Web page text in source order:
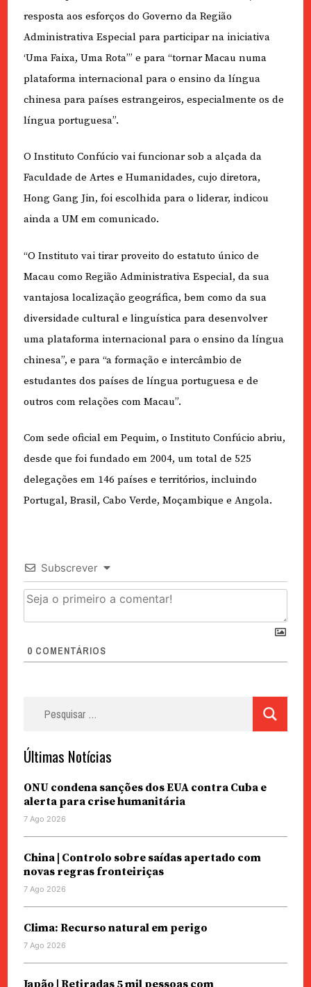
resposta aos esforços do Governo da Região
Administrativa Especial para participar na iniciativa
‘Uma Faixa, Uma Rota’” e para “tornar Macau numa
plataforma internacional para o ensino da língua
chinesa para países estrangeiros, especialmente os de
língua portuguesa”.
O Instituto Confúcio vai funcionar sob a alçada da
Faculdade de Artes e Humanidades, cujo diretora,
Hong Gang Jin, foi escolhida para o liderar, indicou
ainda a UM em comunicado.
“O Instituto vai tirar proveito do estatuto único de
Macau como Região Administrativa Especial, da sua
vantajosa localização geográfica, bem como da sua
diversidade cultural e linguística para desenvolver
uma plataforma internacional para o ensino da língua
chinesa”, e para “a formação e intercâmbio de
estudantes dos países de língua portuguesa e de
outros com relações com Macau”.
Com sede oficial em Pequim, o Instituto Confúcio abriu,
desde que foi fundado em 2004, um total de 525
delegações em 146 países e territórios, incluindo
Portugal, Brasil, Cabo Verde, Moçambique e Angola.
Subscrever
0 COMENTÁRIOS
Últimas Notícias
ONU condena sanções dos EUA contra Cuba e
alerta para crise humanitária
7 Ago 2026
China | Controlo sobre saídas apertado com
novas regras fronteiriças
7 Ago 2026
Clima: Recurso natural em perigo
7 Ago 2026